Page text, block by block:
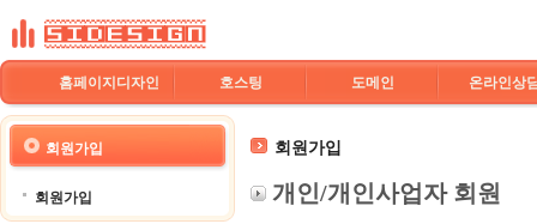
홈페이지디자인 호스팅 도메인 온라인상
회원가입
회원가입
회원가입
개인/개인사업자 회원